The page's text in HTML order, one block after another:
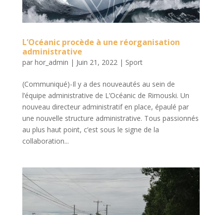
L’Océanic procède à une réorganisation
administrative
par hor_admin | Juin 21, 2022 | Sport
(Communiqué)-Il y a des nouveautés au sein de
l’équipe administrative de L’Océanic de Rimouski. Un
nouveau directeur administratif en place, épaulé par
une nouvelle structure administrative. Tous passionnés
au plus haut point, c’est sous le signe de la
collaboration...